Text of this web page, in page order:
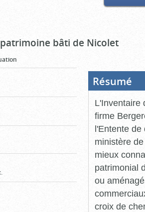
bâti de Nicolet
Résumé
L'Inventaire
firme
l'Entente de
ministère
mieux
patrimonial
ou
croix de